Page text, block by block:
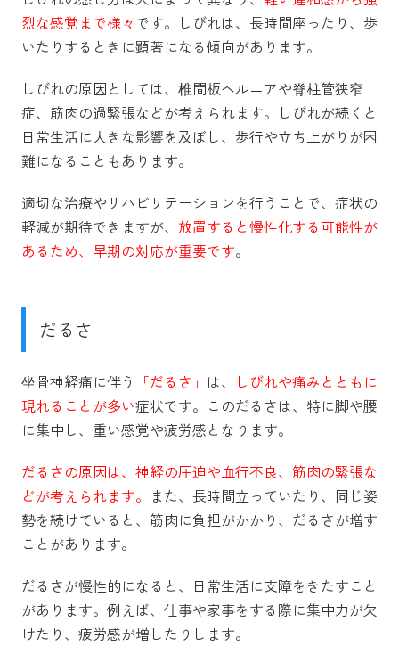
烈な感覚まで様々です。しびれは、長時間座ったり、歩
いたりするときに顕著になる傾向があります。
しびれの原因としては、椎間板ヘルニアや脊柱管狭窄
症、筋肉の過緊張などが考えられます。しびれが続くと
日常生活に大きな影響を及ぼし、歩行や立ち上がりが困
難になることもあります。
適切な治療やリハビリテーションを行うことで、症状の
軽減が期待できますが、 放置すると慢性化する可能性が
あるため、早期の対応が重要です。
だるさ
坐骨神経痛に伴う 「だるさ」 は、
しびれや痛みとともに
現れることが多い症状です。このだるさは、特に脚や腰
に集中し、重い感覚や疲労感となります。
だるさの原因は、神経の圧迫や血行不良、筋肉の緊張な
どが考えられます。 また、長時間立っていたり、同じ姿
勢を続けていると、筋肉に負担がかかり、だるさが増す
ことがあります。
だるさが慢性的になると、日常生活に支障をきたすこと
があります。例えば、仕事や家事をする際に集中力が欠
けたり、疲労感が増したりします。